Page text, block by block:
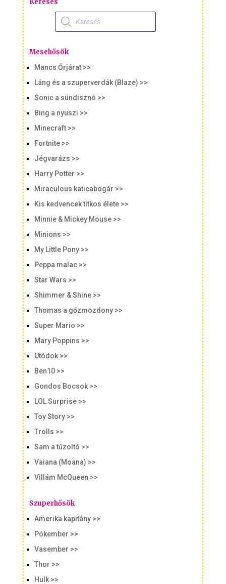
Products
search
Mesehősök
Mancs Őrjárat >>
Láng és a szuperverdák (Blaze) >>
Sonic a sündisznó >>
Bing a nyuszi >>
Minecraft >>
Fortnite >>
Jégvarázs >>
Harry Potter >>
Miraculous katicabogár >>
Kis kedvencek titkos élete >>
Minnie & Mickey Mouse >>
Minions >>
My Little Pony >>
Peppa malac >>
Star Wars >>
Shimmer & Shine >>
Thomas a gőzmozdony >>
Super Mario >>
Mary Poppins >>
Utódok >>
Ben10 >>
Gondos Bocsok >>
LOL Surprise >>
Toy Story >>
Trolls >>
Sam a tűzoltó >>
Vaiana (Moana) >>
Villám McQueen >>
Szuperhősök
Amerika kapitány >>
Pókember >>
Vasember >>
Thor >>
Hulk >>